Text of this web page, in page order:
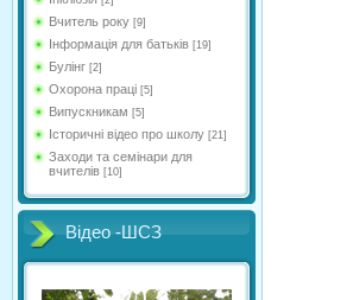
Вчитель року [9]
Інформація для батьків [19]
Булінг [2]
Охорона праці [5]
Випускникам [5]
Історичні відео про школу [21]
Заходи та семінари для
вчителів [10]
Відео -ШСЗ